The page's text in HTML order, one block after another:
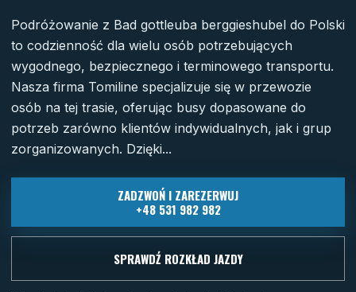
Podróżowanie z Bad gottleuba berggieshubel do Polski
to codzienność dla wielu osób potrzebujących
wygodnego, bezpiecznego i terminowego transportu.
Nasza firma Tomiline specjalizuje się w przewozie
osób na tej trasie, oferując busy dopasowane do
potrzeb zarówno klientów indywidualnych, jak i grup
zorganizowanych. Dzięki...
ZADZWOŃ I ZAREZERWUJ
+48 531 982 982
SPRAWDŹ ROZKŁAD JAZDY